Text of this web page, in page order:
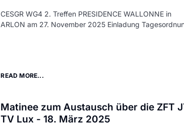
CESGR WG4 2. Treffen PRESIDENCE WALLONNE in
ARLON am 27. November 2025 Einladung
READ MORE...
Matinee zum Austausch über die ZFT
TV Lux - 18. März 2025